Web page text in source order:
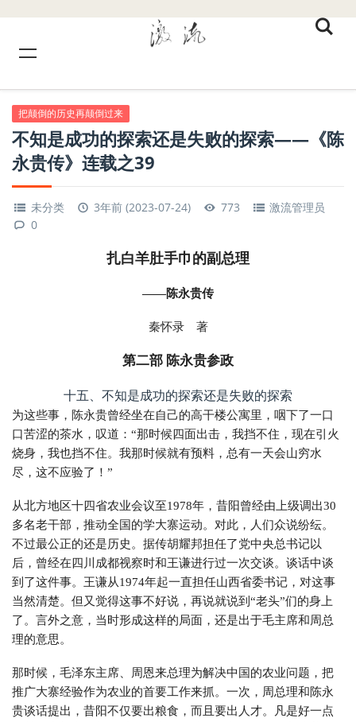
把颠倒的历史再颠倒过来
不知是成功的探索还是失败的探索——《陈
永贵传》连载之39
未分类 3年前 (2023-07-24) 773
激流管理员
0
扎白羊肚手巾的副总理
——陈永贵传
秦怀录 著
第二部 陈永贵参政
十五、不知是成功的探索还是失败的探索
为这些事，陈永贵曾经坐在自己的高干楼公寓里，咽下了一口
口苦涩的茶水，叹道：“那时候四面出击，我挡不住，现在引火
烧身，我也挡不住。我那时候就有预料，总有一天会山穷水
尽，这不应验了！”
从北方地区十四省农业会议至1978年，昔阳曾经由上级调出30
多名老干部，推动全国的学大寨运动。对此，人们众说纷纭。
不过最公正的还是历史。据传胡耀邦担任了党中央总书记以
后，曾经在四川成都视察时和王谦进行过一次交谈。谈话中谈
到了这件事。王谦从1974年起一直担任山西省委书记，对这事
当然清楚。但又觉得这事不好说，再说就说到“老头”们的身上
了。言外之意，当时形成这样的局面，还是出于毛主席和周总
理的意思。
那时候，毛泽东主席、周恩来总理为解决中国的农业问题，把
推广大寨经验作为农业的首要工作来抓。一次，周总理和陈永
贵谈话提出，昔阳不仅要出粮食，而且要出人才。凡是好一点